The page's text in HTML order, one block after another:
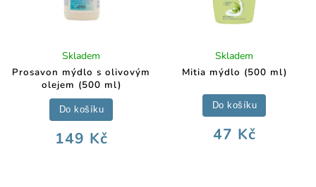
Prosavon mýdlo s olivovým
olejem (500 ml)
Skladem
149 Kč
Do košíku
Mitia mýdlo (500 ml)
Skladem
47 Kč
Do košíku